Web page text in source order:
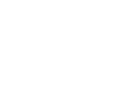
des textes afin